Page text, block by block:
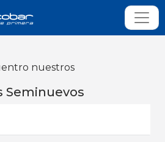
nuestros
Seminuevos